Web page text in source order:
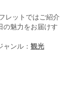
レットではご紹介
の魅力をお届けす
ャンル： 観光